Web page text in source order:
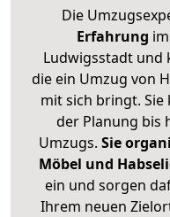
Die
Erfahrung
Ludwigsstadt und
die ein Umzug von
mit sich bringt. Sie
der Planung bis
Umzugs. Sie
Möbel und
ein und sorgen
Ihrem neuen